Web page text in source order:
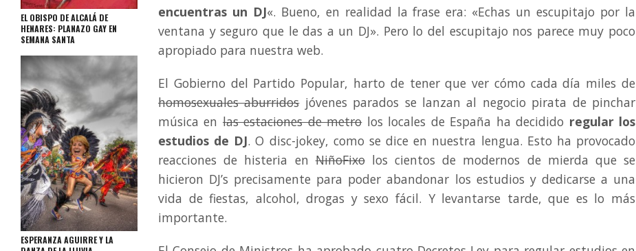
EL OBISPO DE ALCALÁ DE
HENARES: PLANAZO GAY EN
SEMANA SANTA
ESPERANZA AGUIRRE Y LA
encuentras un DJ«. Bueno, en realidad la frase era: «Echas un escupitajo por la
ventana y seguro que le das a un DJ». Pero lo del escupitajo nos parece muy poco
apropiado para nuestra web.
El Gobierno del Partido Popular, harto de tener que ver cómo cada día miles de
homosexuales aburridosjóvenes parados se lanzan al negocio pirata de pinchar
música en las estaciones de metrolos locales de España ha decidido regular los
estudios de DJ. O disc-jokey, como se dice en nuestra lengua. Esto ha provocado
reacciones de histeria enNiñoFixolos cientos de modernos de mierda que se
hicieron DJ’s precisamente para poder abandonar los estudios y dedicarse a una
vida de fiestas, alcohol, drogas y sexo fácil. Y levantarse tarde, que es lo más
importante.